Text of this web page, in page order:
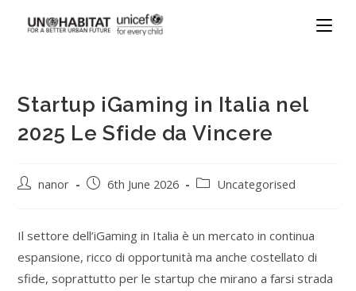
Startup iGaming in Italia nel
2025 Le Sfide da Vincere
nanor 6th June 2026 Uncategorised
Il settore dell’iGaming in Italia è un mercato in continua
espansione, ricco di opportunità ma anche costellato di
sfide, soprattutto per le startup che mirano a farsi strada